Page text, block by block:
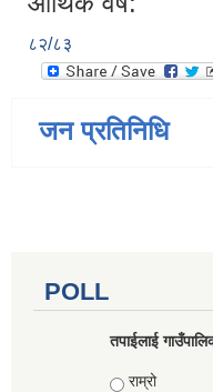
८२/८३
जन प्रतिनिधि
POLL
तपाईलाई
Choices
राम्रो